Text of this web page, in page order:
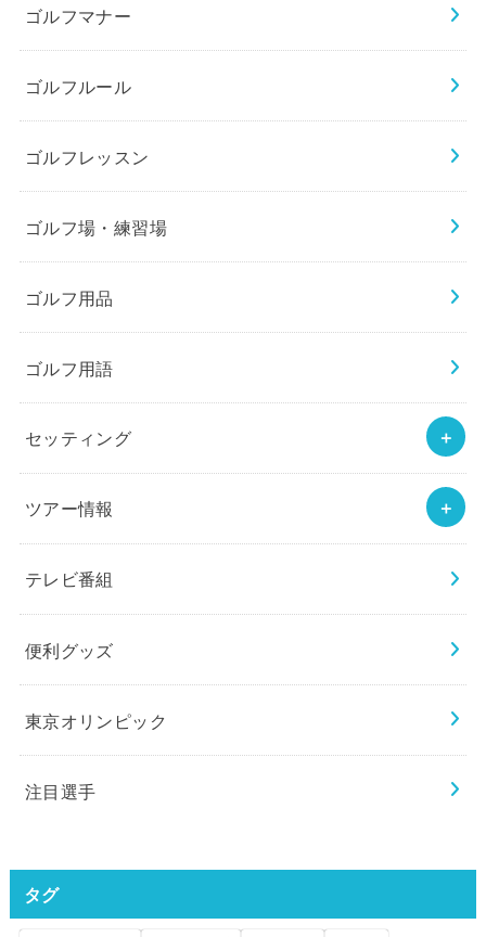
ゴルフマナー
ゴルフルール
ゴルフレッスン
ゴルフ場・練習場
ゴルフ用品
ゴルフ用語
セッティング
ツアー情報
テレビ番組
便利グッズ
東京オリンピック
注目選手
タグ